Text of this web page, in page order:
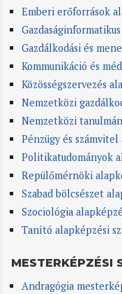
Emberi erőforrások
Gazdálkodási és
Kommunikáció és
Közösségszervezés
Nemzetközi
Nemzetközi
Pénzügy és
Politikatudományok
Repülőmérnöki
Szabad bölcsészet
Szociológia
Tanító alapképzési
MESTERKÉPZÉSI
Andragógia